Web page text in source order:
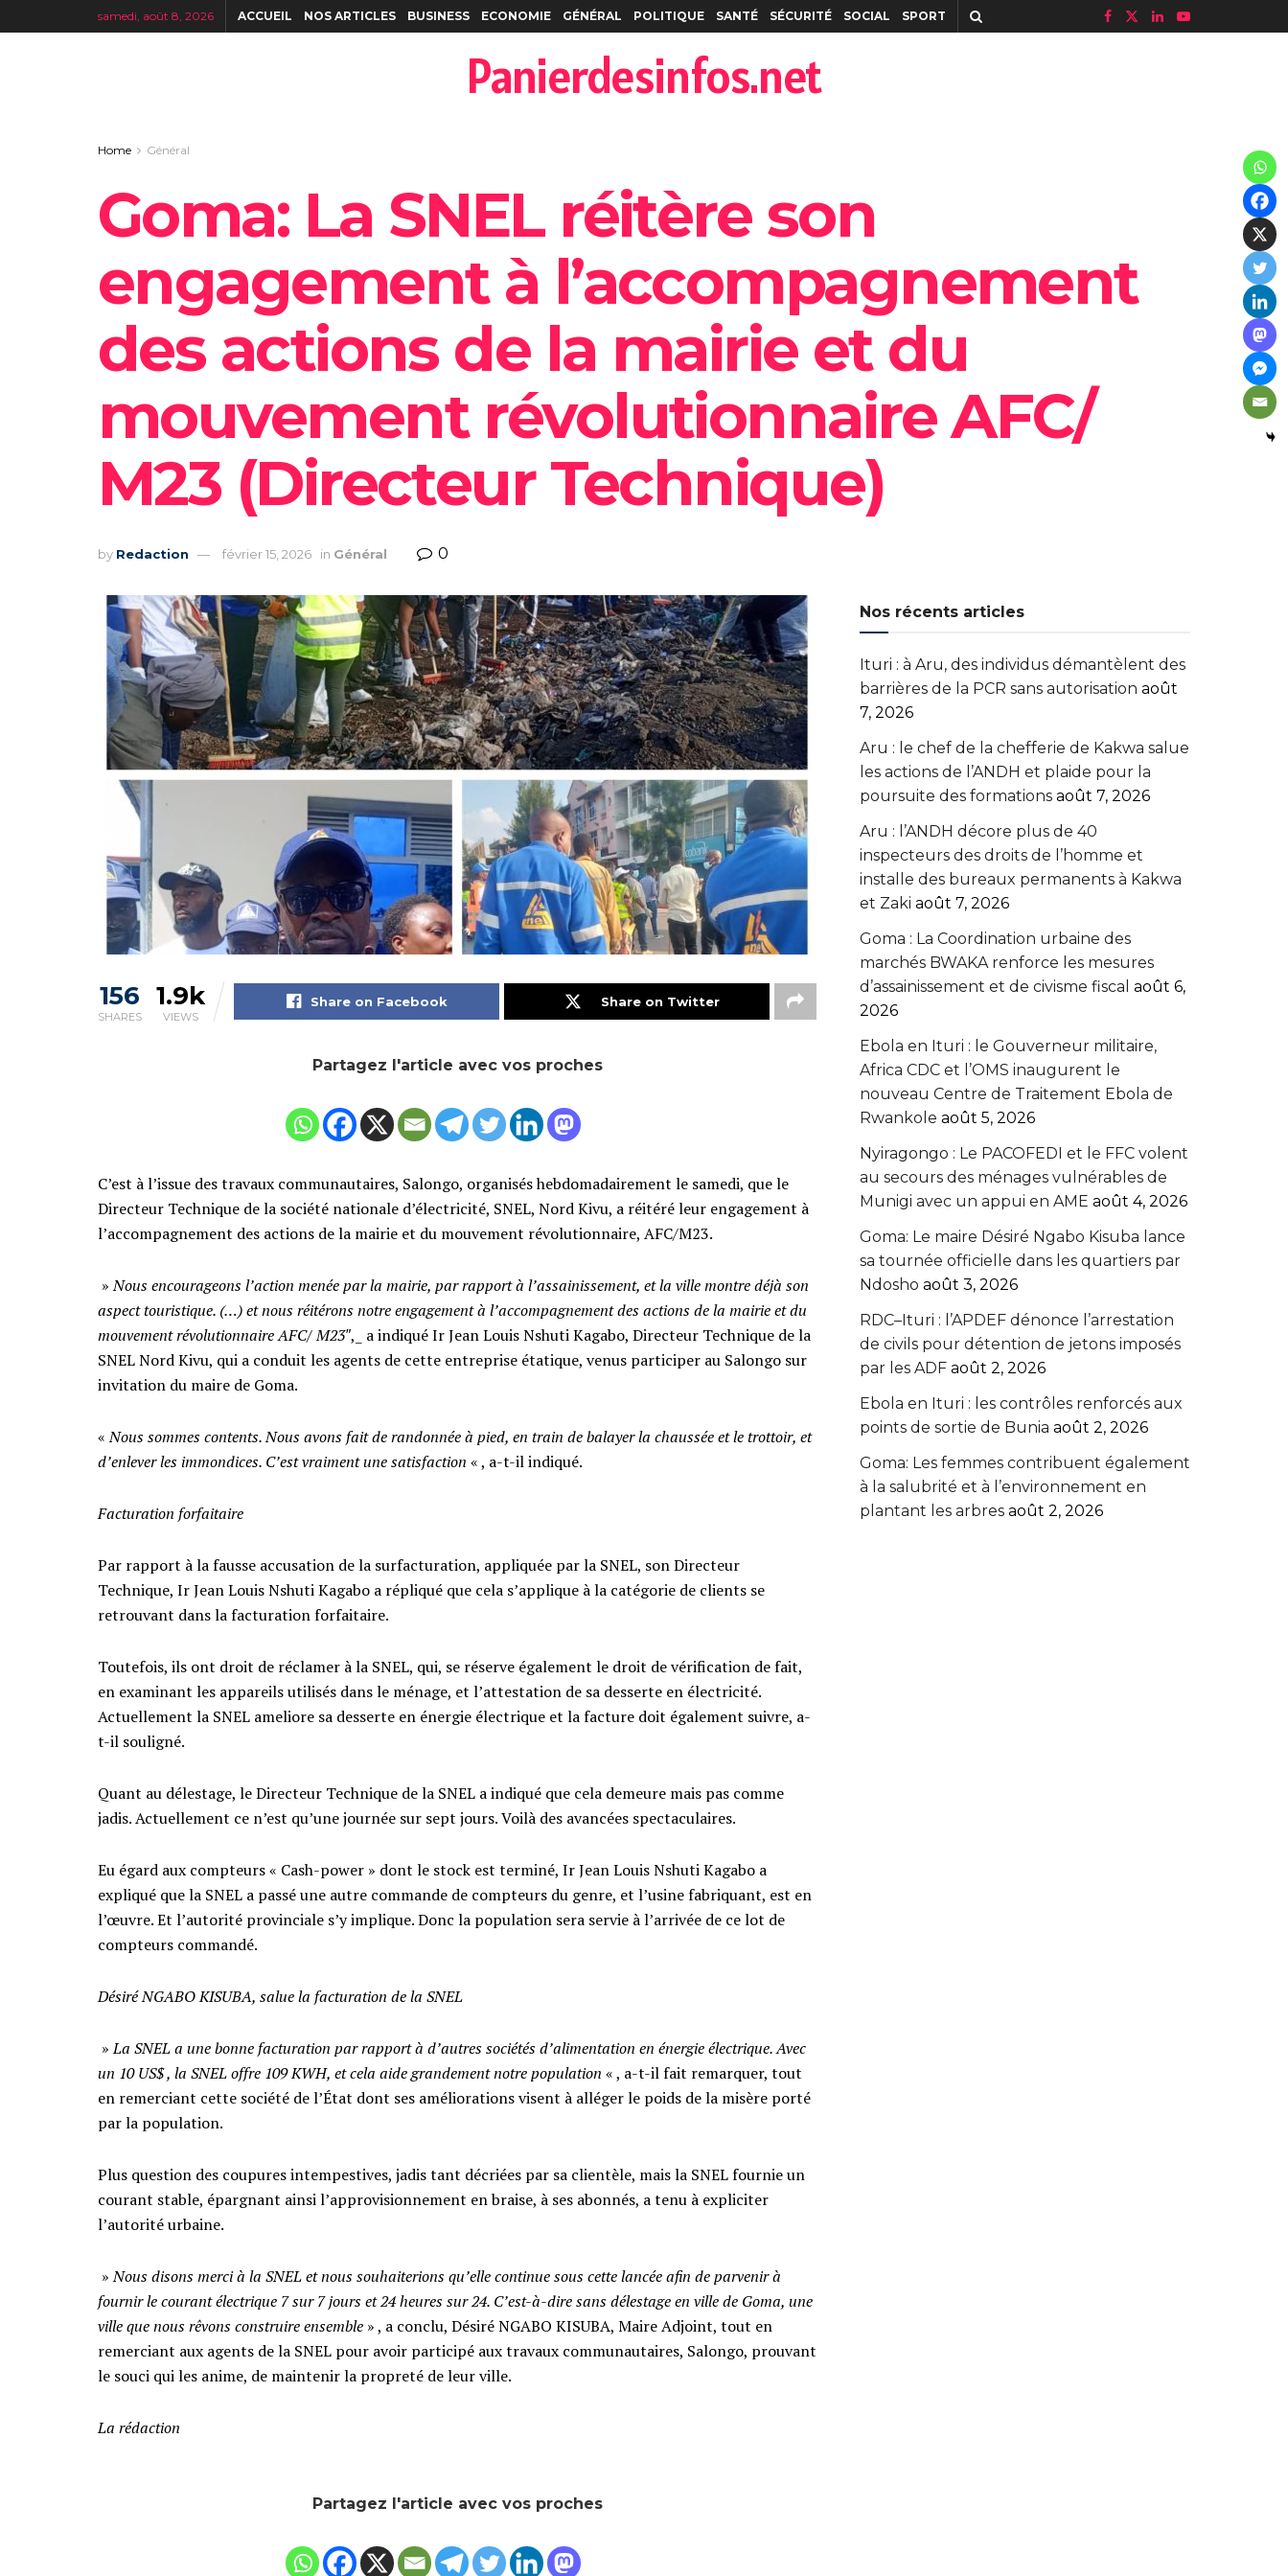
samedi, août 8, 2026 ACCUEIL NOS ARTICLES BUSINESS ECONOMIE GÉNÉRAL POLITIQUE SANTÉ SÉCURITÉ SOCIAL SPORT
Panierdesinfos.net
Home Général
Goma: La SNEL réitère son
engagement à l’accompagnement
des actions de la mairie et du
mouvement révolutionnaire AFC/
M23 (Directeur Technique)
by Redaction février 15, 2026 in Général 0
156
SHARES
1.9k
VIEWS
Share on Facebook Share on Twitter
Partagez l'article avec vos proches
C’est à l’issue des travaux communautaires, Salongo, organisés hebdomadairement le samedi, que le
Directeur Technique de la société nationale d’électricité, SNEL, Nord Kivu, a réitéré leur engagement à
l’accompagnement des actions de la mairie et du mouvement révolutionnaire, AFC/M23.
»Nous encourageons l’action menée par la mairie, par rapport à l’assainissement, et la ville montre déjà son
aspect touristique. (…) et nous réitérons notre engagement à l’accompagnement des actions de la mairie et du
mouvement révolutionnaire AFC/ M23″,_ a indiqué Ir Jean Louis Nshuti Kagabo, Directeur Technique de la
SNEL Nord Kivu, qui a conduit les agents de cette entreprise étatique, venus participer au Salongo sur
invitation du maire de Goma.
«Nous sommes contents. Nous avons fait de randonnée à pied, en train de balayer la chaussée et le trottoir, et
d’enlever les immondices. C’est vraiment une satisfaction « , a-t-il indiqué.
Facturation forfaitaire
Par rapport à la fausse accusation de la surfacturation, appliquée par la SNEL, son Directeur
Technique, Ir Jean Louis Nshuti Kagabo a répliqué que cela s’applique à la catégorie de clients se
retrouvant dans la facturation forfaitaire.
Toutefois, ils ont droit de réclamer à la SNEL, qui, se réserve également le droit de vérification de fait,
en examinant les appareils utilisés dans le ménage, et l’attestation de sa desserte en électricité.
Actuellement la SNEL ameliore sa desserte en énergie électrique et la facture doit également suivre, a-
t-il souligné.
Quant au délestage, le Directeur Technique de la SNEL a indiqué que cela demeure mais pas comme
jadis. Actuellement ce n’est qu’une journée sur sept jours. Voilà des avancées spectaculaires.
Eu égard aux compteurs « Cash-power » dont le stock est terminé, Ir Jean Louis Nshuti Kagabo a
expliqué que la SNEL a passé une autre commande de compteurs du genre, et l’usine fabriquant, est en
l’œuvre. Et l’autorité provinciale s’y implique. Donc la population sera servie à l’arrivée de ce lot de
compteurs commandé.
Désiré NGABO KISUBA, salue la facturation de la SNEL
»La SNEL a une bonne facturation par rapport à d’autres sociétés d’alimentation en énergie électrique. Avec
un 10 US$ , la SNEL offre 109 KWH, et cela aide grandement notre population « , a-t-il fait remarquer, tout
en remerciant cette société de l’État dont ses améliorations visent à alléger le poids de la misère porté
par la population.
Plus question des coupures intempestives, jadis tant décriées par sa clientèle, mais la SNEL fournie un
courant stable, épargnant ainsi l’approvisionnement en braise, à ses abonnés, a tenu à expliciter
l’autorité urbaine.
»Nous disons merci à la SNEL et nous souhaiterions qu’elle continue sous cette lancée afin de parvenir à
fournir le courant électrique 7 sur 7 jours et 24 heures sur 24. C’est-à-dire sans délestage en ville de Goma, une
ville que nous rêvons construire ensemble » , a conclu, Désiré NGABO KISUBA, Maire Adjoint, tout en
remerciant aux agents de la SNEL pour avoir participé aux travaux communautaires, Salongo, prouvant
le souci qui les anime, de maintenir la propreté de leur ville.
La rédaction
Partagez l'article avec vos proches
Nos récents articles
Ituri : à Aru, des individus démantèlent des
barrières de la PCR sans autorisation août
7, 2026
Aru : le chef de la chefferie de Kakwa salue
les actions de l’ANDH et plaide pour la
poursuite des formations août 7, 2026
Aru : l’ANDH décore plus de 40
inspecteurs des droits de l’homme et
installe des bureaux permanents à Kakwa
et Zaki août 7, 2026
Goma : La Coordination urbaine des
marchés BWAKA renforce les mesures
d’assainissement et de civisme fiscal août 6,
2026
Ebola en Ituri : le Gouverneur militaire,
Africa CDC et l’OMS inaugurent le
nouveau Centre de Traitement Ebola de
Rwankole août 5, 2026
‎Nyiragongo : Le PACOFEDI et le FFC volent
au secours des ménages vulnérables de
Munigi avec un appui en AME‎‎ août 4, 2026
Goma: Le maire Désiré Ngabo Kisuba lance
sa tournée officielle dans les quartiers par
Ndosho août 3, 2026
RDC–Ituri : l’APDEF dénonce l’arrestation
de civils pour détention de jetons imposés
par les ADF août 2, 2026
Ebola en Ituri : les contrôles renforcés aux
points de sortie de Bunia août 2, 2026
Goma: Les femmes contribuent également
à la salubrité et à l’environnement en
plantant les arbres août 2, 2026